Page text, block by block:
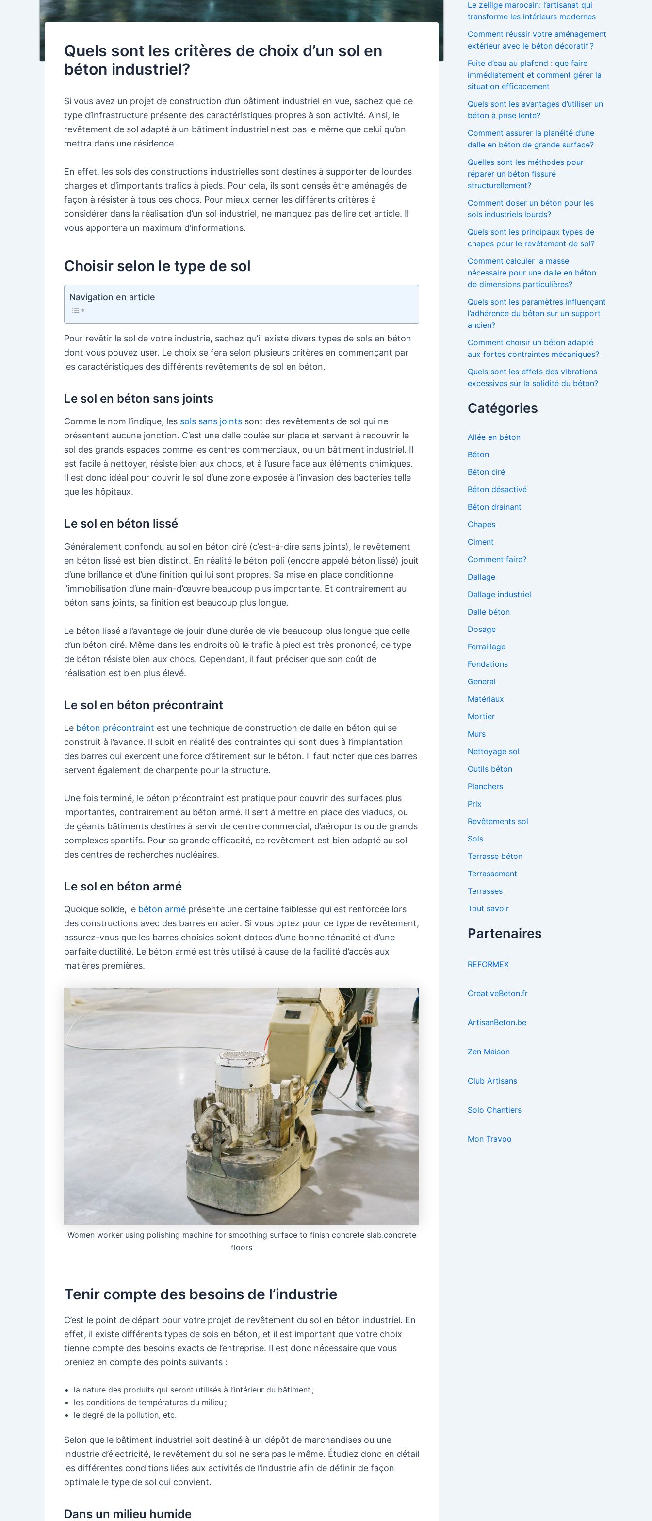
Quels sont les critères de choix d’un sol en
béton industriel?
Si vous avez un projet de construction d’un bâtiment industriel en vue, sachez que ce
type d’infrastructure présente des caractéristiques propres à son activité. Ainsi, le
revêtement de sol adapté à un bâtiment industriel n’est pas le même que celui qu’on
mettra dans une résidence.
En effet, les sols des constructions industrielles sont destinés à supporter de lourdes
charges et d’importants trafics à pieds. Pour cela, ils sont censés être aménagés de
façon à résister à tous ces chocs. Pour mieux cerner les différents critères à
considérer dans la réalisation d’un sol industriel, ne manquez pas de lire cet article. Il
vous apportera un maximum d’informations.
Choisir selon le type de sol
Navigation en article
Pour revêtir le sol de votre industrie, sachez qu’il existe divers types de sols en béton
dont vous pouvez user. Le choix se fera selon plusieurs critères en commençant par
les caractéristiques des différents revêtements de sol en béton.
Le sol en béton sans joints
Comme le nom l’indique, les sols sans joints sont des revêtements de sol qui ne
présentent aucune jonction. C’est une dalle coulée sur place et servant à recouvrir le
sol des grands espaces comme les centres commerciaux, ou un bâtiment industriel. Il
est facile à nettoyer, résiste bien aux chocs, et à l’usure face aux éléments chimiques.
Il est donc idéal pour couvrir le sol d’une zone exposée à l’invasion des bactéries telle
que les hôpitaux.
Le sol en béton lissé
Généralement confondu au sol en béton ciré (c’est-à-dire sans joints), le revêtement
en béton lissé est bien distinct. En réalité le béton poli (encore appelé béton lissé) jouit
d’une brillance et d’une finition qui lui sont propres. Sa mise en place conditionne
l’immobilisation d’une main-d’œuvre beaucoup plus importante. Et contrairement au
béton sans joints, sa finition est beaucoup plus longue.
Le béton lissé a l’avantage de jouir d’une durée de vie beaucoup plus longue que celle
d’un béton ciré. Même dans les endroits où le trafic à pied est très prononcé, ce type
de béton résiste bien aux chocs. Cependant, il faut préciser que son coût de
réalisation est bien plus élevé.
Le sol en béton précontraint
Le béton précontraint est une technique de construction de dalle en béton qui se
construit à l’avance. Il subit en réalité des contraintes qui sont dues à l’implantation
des barres qui exercent une force d’étirement sur le béton. Il faut noter que ces barres
servent également de charpente pour la structure.
Une fois terminé, le béton précontraint est pratique pour couvrir des surfaces plus
importantes, contrairement au béton armé. Il sert à mettre en place des viaducs, ou
de géants bâtiments destinés à servir de centre commercial, d’aéroports ou de grands
complexes sportifs. Pour sa grande efficacité, ce revêtement est bien adapté au sol
des centres de recherches nucléaires.
Le sol en béton armé
Quoique solide, le béton armé présente une certaine faiblesse qui est renforcée lors
des constructions avec des barres en acier. Si vous optez pour ce type de revêtement,
assurez-vous que les barres choisies soient dotées d’une bonne ténacité et d’une
parfaite ductilité. Le béton armé est très utilisé à cause de la facilité d’accès aux
matières premières.
Women worker using polishing machine for smoothing surface to finish concrete slab.concrete
floors
Tenir compte des besoins de l’industrie
C’est le point de départ pour votre projet de revêtement du sol en béton industriel. En
effet, il existe différents types de sols en béton, et il est important que votre choix
tienne compte des besoins exacts de l’entreprise. Il est donc nécessaire que vous
preniez en compte des points suivants :
la nature des produits qui seront utilisés à l’intérieur du bâtiment ;
les conditions de températures du milieu ;
le degré de la pollution, etc.
Selon que le bâtiment industriel soit destiné à un dépôt de marchandises ou une
industrie d’électricité, le revêtement du sol ne sera pas le même. Étudiez donc en détail
les différentes conditions liées aux activités de l’industrie afin de définir de façon
optimale le type de sol qui convient.
Dans un milieu humide
h
e
:
Le zellige marocain: l’artisanat qui
transforme les intérieurs modernes
Comment réussir votre aménagement
extérieur avec le béton décoratif ?
Fuite d’eau au plafond : que faire
immédiatement et comment gérer la
situation efficacement
Quels sont les avantages d’utiliser un
béton à prise lente?
Comment assurer la planéité d’une
dalle en béton de grande surface?
Quelles sont les méthodes pour
réparer un béton fissuré
structurellement?
Comment doser un béton pour les
sols industriels lourds?
Quels sont les principaux types de
chapes pour le revêtement de sol?
Comment calculer la masse
nécessaire pour une dalle en béton
de dimensions particulières?
Quels sont les paramètres influençant
l’adhérence du béton sur un support
ancien?
Comment choisir un béton adapté
aux fortes contraintes mécaniques?
Quels sont les effets des vibrations
excessives sur la solidité du béton?
Catégories
Allée en béton
Béton
Béton ciré
Béton désactivé
Béton drainant
Chapes
Ciment
Comment faire?
Dallage
Dallage industriel
Dalle béton
Dosage
Ferraillage
Fondations
General
Matériaux
Mortier
Murs
Nettoyage sol
Outils béton
Planchers
Prix
Revêtements sol
Sols
Terrasse béton
Terrassement
Terrasses
Tout savoir
Partenaires
REFORMEX
CreativeBeton.fr
ArtisanBeton.be
Zen Maison
Club Artisans
Solo Chantiers
Mon Travoo